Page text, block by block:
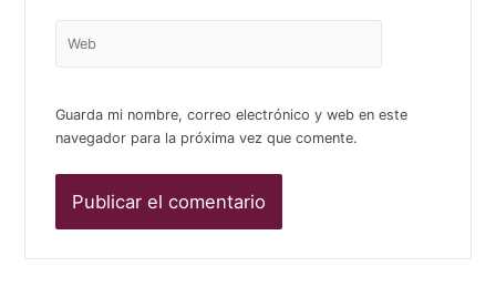
Guarda mi nombre, correo electrónico y web en este
navegador para la próxima vez que comente.